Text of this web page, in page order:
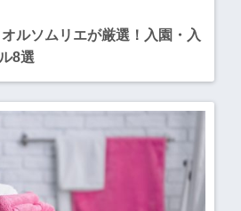
オルソムリエが厳選！入園・入
8選